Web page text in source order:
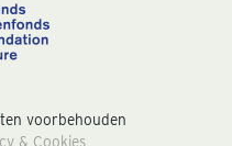
voorbehouden
& Cookies